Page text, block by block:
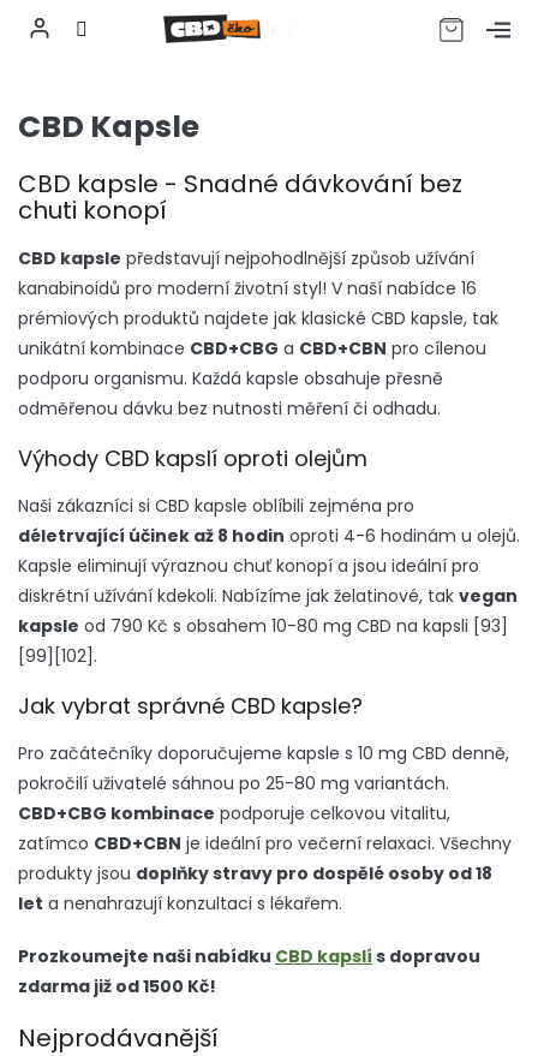
obsah
CZK
CBD Kapsle
CBD kapsle - Snadné dávkování bez
chuti konopí
CBD kapsle představují nejpohodlnější způsob užívání
kanabinoidů pro moderní životní styl! V naší nabídce 16
prémiových produktů najdete jak klasické CBD kapsle, tak
unikátní kombinace CBD+CBG a CBD+CBN pro cílenou
podporu organismu. Každá kapsle obsahuje přesně
odměřenou dávku bez nutnosti měření či odhadu.
Výhody CBD kapslí oproti olejům
Naši zákazníci si CBD kapsle oblíbili zejména pro
déletrvající účinek až 8 hodin oproti 4-6 hodinám u olejů.
Kapsle eliminují výraznou chuť konopí a jsou ideální pro
diskrétní užívání kdekoli. Nabízíme jak želatinové, tak vegan
kapsle od 790 Kč s obsahem 10-80 mg CBD na kapsli [93]
[99][102].
Jak vybrat správné CBD kapsle?
Pro začátečníky doporučujeme kapsle s 10 mg CBD denně,
pokročilí uživatelé sáhnou po 25-80 mg variantách.
CBD+CBG kombinace podporuje celkovou vitalitu,
zatímco CBD+CBN je ideální pro večerní relaxaci. Všechny
produkty jsou doplňky stravy pro dospělé osoby od 18
let a nenahrazují konzultaci s lékařem.
Prozkoumejte naši nabídku CBD kapslí s dopravou
zdarma již od 1500 Kč!
Nejprodávanější